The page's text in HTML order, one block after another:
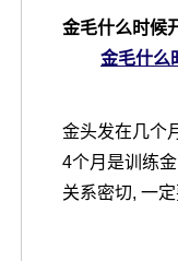
金毛什么时候
金毛什么
金头发在几个
4个月是训练
关系密切, 一